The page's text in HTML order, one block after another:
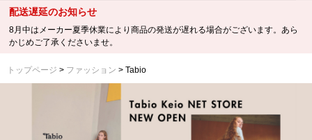
配送遅延のお知らせ
8月中はメーカー夏季休業により商品の発送が遅れる場合がございます。あら
かじめご了承くださいませ。
トップページ ファッション Tabio